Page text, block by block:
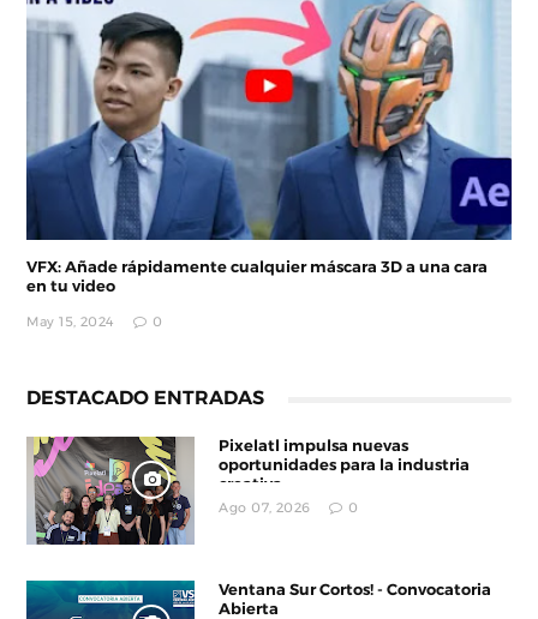
VFX: Añade rápidamente cualquier máscara 3D a una cara
en tu video
May 15, 2024 0
DESTACADO ENTRADAS
Pixelatl impulsa nuevas
oportunidades para la industria
creativa
Ago 07, 2026 0
Ventana Sur Cortos! - Convocatoria
Abierta